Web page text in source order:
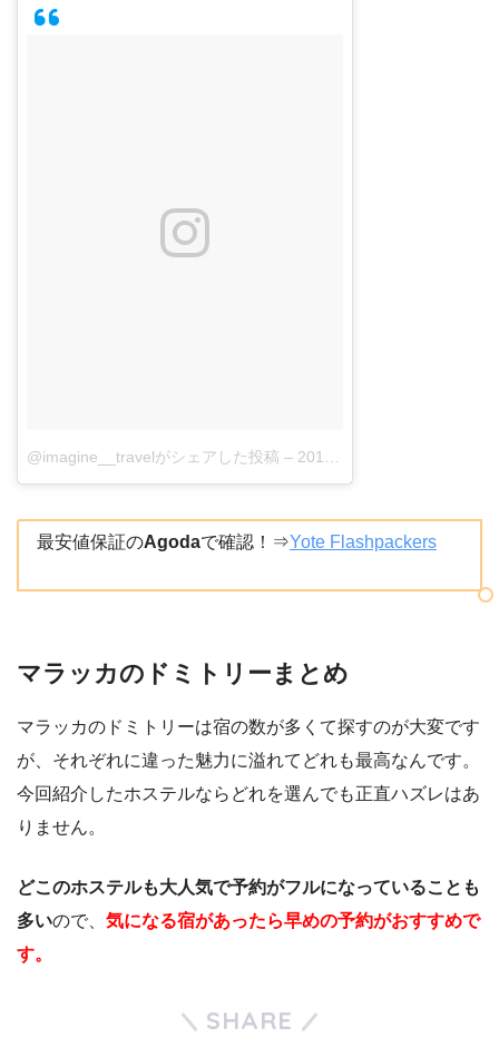
@imagine__travelがシェアした投稿 – 2018年 4月月17日午後11時12分PDT
最安値保証のAgodaで確認！⇒Yote Flashpackers
マラッカのドミトリーまとめ
マラッカのドミトリーは宿の数が多くて探すのが大変です
が、それぞれに違った魅力に溢れてどれも最高なんです。
今回紹介したホステルならどれを選んでも正直ハズレはあ
りません。
どこのホステルも大人気で予約がフルになっていることも
多いので、 気になる宿があったら早めの予約がおすすめで
す。
SHARE